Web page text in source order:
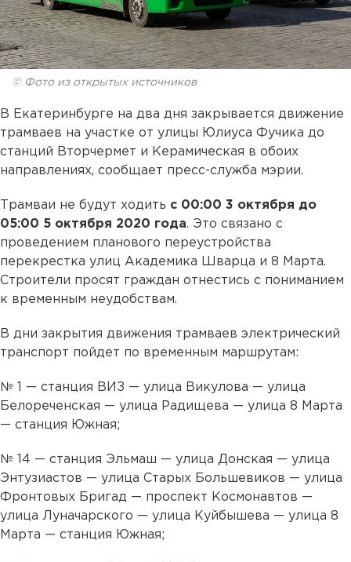
© Фото из открытых источников
В Екатеринбурге на два дня закрывается движение
трамваев на участке от улицы Юлиуса Фучика до
станций Вторчермет и Керамическая в обоих
направлениях, сообщает пресс-служба мэрии.
Трамваи не будут ходить с 00:00 3 октября до
05:00 5 октября 2020 года. Это связано с
проведением планового переустройства
перекрестка улиц Академика Шварца и 8 Марта.
Строители просят граждан отнестись с пониманием
к временным неудобствам.
В дни закрытия движения трамваев электрический
транспорт пойдет по временным маршрутам:
№ 1 — станция ВИЗ — улица Викулова — улица
Белореченская — улица Радищева — улица 8 Марта
— станция Южная;
№ 14 — станция Эльмаш — улица Донская — улица
Энтузиастов — улица Старых Большевиков — улица
Фронтовых Бригад — проспект Космонавтов —
улица Луначарского — улица Куйбышева — улица 8
Марта — станция Южная;